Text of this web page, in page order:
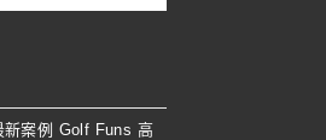
新案例 Golf Funs 高